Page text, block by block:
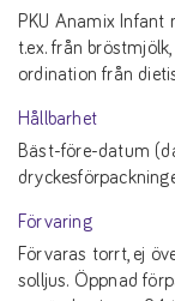
PKU Anamix Infant
t.ex. från
ordination från
Hållbarhet
Bäst-före-datum
Förvaring
Förvaras torrt, ej
solljus. Öppnad